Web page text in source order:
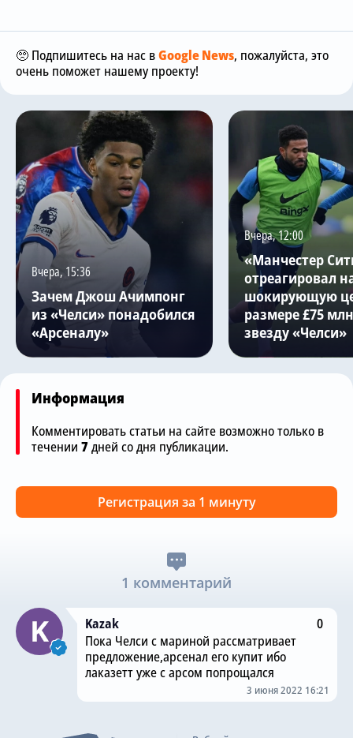
🥺 Подпишитесь на нас вGoogle News, пожалуйста, это
очень поможет нашему проекту!
Вчера, 15:36
Зачем Джош Ачимпонг
из «Челси» понадобился
«Арсеналу»
Вчера, 12:00
«Манчестер
отреагировал
шокирующую
размере £75
звезду «Челси»
Информация
Комментировать статьи на сайте возможно только в
течении 7дней со дня публикации.
Регистрация за 1 минуту
1 комментарий
Kazak
0
Пока Челси с мариной рассматривает
предложение,арсенал его купит ибо
лаказетт уже с арсом попрощался
3 июня 2022 16:21